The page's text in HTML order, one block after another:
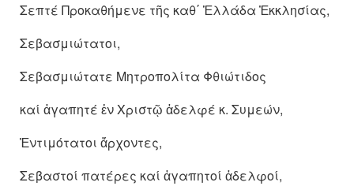
Σεπτέ Προκαθήμενε τῆς καθ΄ Ἑλλάδα Ἐκκλησίας,
Σεβασμιώτατοι,
Σεβασμιώτατε Μητροπολίτα Φθιώτιδος
καί ἀγαπητέ ἐν Χριστῷ ἀδελφέ κ. Συμεών,
Ἐντιμότατοι ἄρχοντες,
Σεβαστοί πατέρες καί ἀγαπητοί ἀδελφοί,